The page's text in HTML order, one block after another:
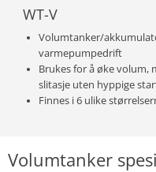
WT-V
Volumtanker/
varmepumpedrift
Brukes for å øke
slitasje uten hyppige
Finnes i 6 ulike
Volumtanker